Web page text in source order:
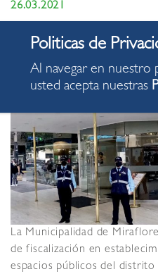
26.03.2021
La Municipalidad de
de fiscalización en
espacios públicos del
Al navegar en nuestro
usted acepta nuestras